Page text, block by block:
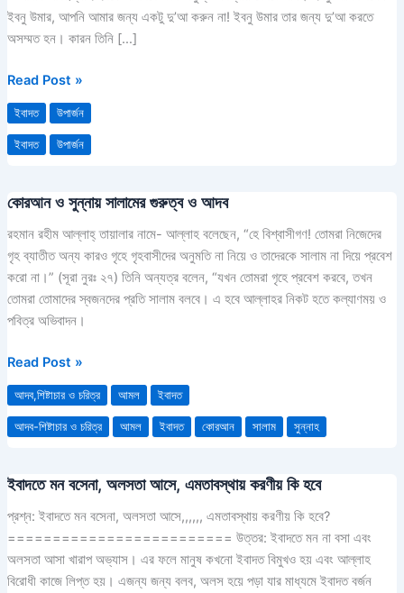
ইবনু উমার, আপনি আমার জন্য একটু দু’আ করুন না! ইবনু উমার তার জন্য দু’আ করতে
অসম্মত হন। কারন তিনি […]
হালাল
রুজি,আর
উপার্জন
নিশ্চয়ই
হালাল
রুজি
না।
Read Post »
ইবাদত উপার্জন
ইবাদত উপার্জন
কোরআন ও সুন্নায় সালামের গুরুত্ব ও আদব
রহমান রহীম আল্লাহ্‌ তায়ালার নামে- আল্লাহ বলেছেন, “হে বিশ্বাসীগণ! তোমরা নিজেদের
গৃহ ব্যাতীত অন্য কারও গৃহে গৃহবাসীদের অনুমতি না নিয়ে ও তাদেরকে সালাম না দিয়ে প্রবেশ
করো না।” (সূরা নুরঃ ২৭) তিনি অন্যত্র বলেন, “যখন তোমরা গৃহে প্রবেশ করবে, তখন
তোমরা তোমাদের স্বজনদের প্রতি সালাম বলবে। এ হবে আল্লাহর নিকট হতে কল্যাণময় ও
পবিত্র অভিবাদন।
কোরআন
সুন্নায়
সালামের
আদব
Read Post »
আদব,শিষ্টাচার ও চরিত্র আমল ইবাদত
আদব-শিষ্টাচার ও চরিত্র আমল ইবাদত কোরআন সালাম সুন্নাহ
ইবাদতে মন বসেনা, অলসতা আসে, এমতাবস্থায় করণীয় কি হবে
প্রশ্ন: ইবাদতে মন বসেনা, অলসতা আসে,,,,,, এমতাবস্থায় করণীয় কি হবে?
========================= উত্তর: ইবাদতে মন না বসা এবং
অলসতা আসা খারাপ অভ্যাস। এর ফলে মানুষ কখনো ইবাদত বিমুখও হয় এবং আল্লাহ
বিরোধী কাজে লিপ্ত হয়। এজন্য জন্য বলব, অলস হয়ে পড়া যার মাধ্যমে ইবাদত বর্জন
ইবাদতে
বসেনা,